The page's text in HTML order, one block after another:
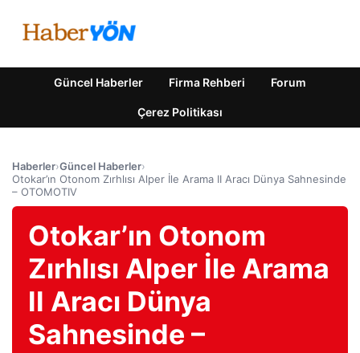
Güncel Haberler Firma Rehberi Forum
Çerez Politikası
Haberler›Güncel Haberler›
Otokar’ın Otonom Zırhlısı Alper İle Arama II Aracı Dünya Sahnesinde
– OTOMOTIV
Otokar’ın Otonom
Zırhlısı Alper İle Arama
II Aracı Dünya
Sahnesinde –